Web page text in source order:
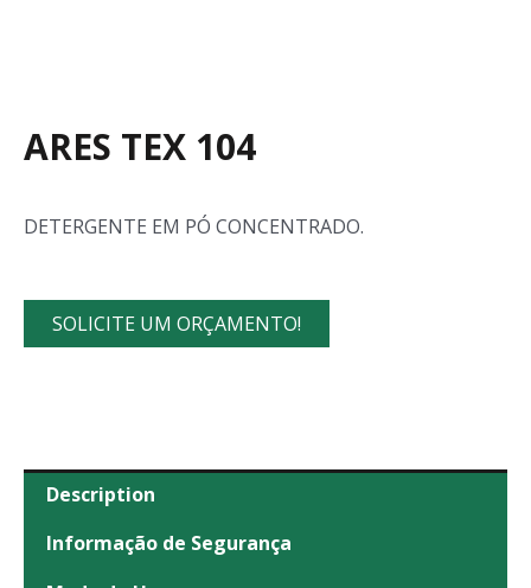
ARES TEX 104
DETERGENTE EM PÓ CONCENTRADO.
SOLICITE UM ORÇAMENTO!
Description
Informação de Segurança